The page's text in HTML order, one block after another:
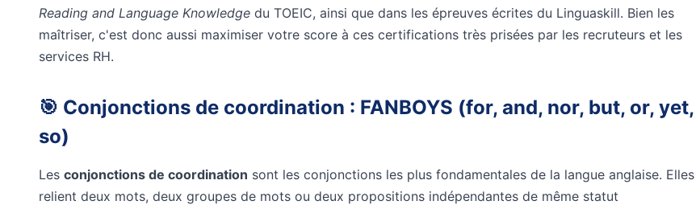
Reading and Language Knowledge du TOEIC, ainsi que dans les épreuves écrites du Linguaskill. Bien les
maîtriser, c'est donc aussi maximiser votre score à ces certifications très prisées par les recruteurs et les
services RH.
🎯 Conjonctions de coordination : FANBOYS (for, and, nor, but, or, yet,
so)
Les conjonctions de coordination sont les conjonctions les plus fondamentales de la langue anglaise. Elles
relient deux mots, deux groupes de mots ou deux propositions indépendantes de même statut